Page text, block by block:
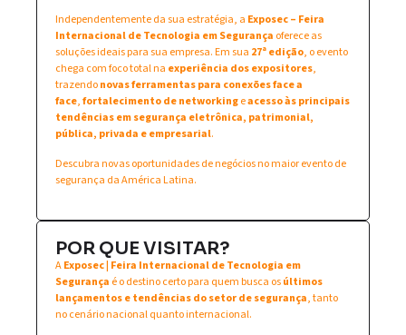
Independentemente da sua estratégia, a Exposec – Feira
Internacional de Tecnologia em Segurança oferece as
soluções ideais para sua empresa. Em sua 27ª edição, o evento
chega com foco total na experiência dos expositores,
trazendonovas ferramentas para conexões face a
face,fortalecimento de networkingeacesso às principais
tendências em segurança eletrônica, patrimonial,
pública, privada e empresarial.
Descubra novas oportunidades de negócios no maior evento de
segurança da América Latina.
POR QUE VISITAR?
AExposec | Feira Internacional de Tecnologia em
Segurança é o destino certo para quem busca osúltimos
lançamentos e tendências do setor de segurança, tanto
no cenário nacional quanto internacional.